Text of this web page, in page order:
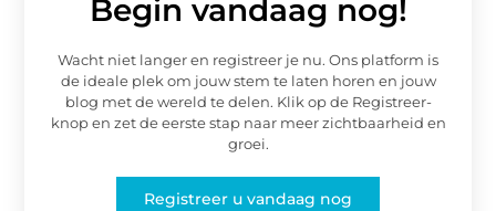
Begin vandaag nog!
Wacht niet langer en registreer je nu. Ons platform is
de ideale plek om jouw stem te laten horen en jouw
blog met de wereld te delen. Klik op de Registreer-
knop en zet de eerste stap naar meer zichtbaarheid en
groei.
Registreer u vandaag nog